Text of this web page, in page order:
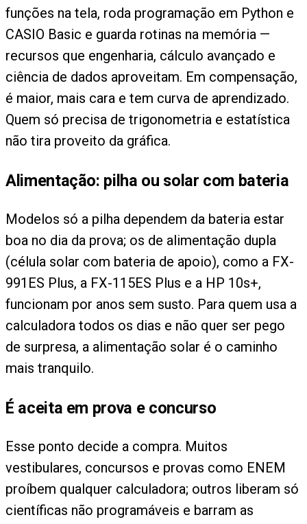
funções na tela, roda programação em Python e
CASIO Basic e guarda rotinas na memória —
recursos que engenharia, cálculo avançado e
ciência de dados aproveitam. Em compensação,
é maior, mais cara e tem curva de aprendizado.
Quem só precisa de trigonometria e estatística
não tira proveito da gráfica.
Alimentação: pilha ou solar com bateria
Modelos só a pilha dependem da bateria estar
boa no dia da prova; os de alimentação dupla
(célula solar com bateria de apoio), como a FX-
991ES Plus, a FX-115ES Plus e a HP 10s+,
funcionam por anos sem susto. Para quem usa a
calculadora todos os dias e não quer ser pego
de surpresa, a alimentação solar é o caminho
mais tranquilo.
É aceita em prova e concurso
Esse ponto decide a compra. Muitos
vestibulares, concursos e provas como ENEM
proíbem qualquer calculadora; outros liberam só
científicas não programáveis e barram as